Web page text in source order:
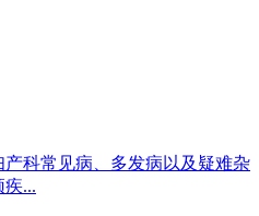
科常见病、多发病以及疑难杂
...